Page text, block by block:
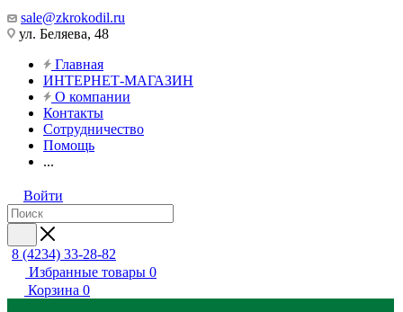
sale@zkrokodil.ru
ул. Беляева, 48
Главная
ИНТЕРНЕТ-МАГАЗИН
О компании
Контакты
Сотрудничество
Помощь
...
Войти
8 (4234) 33-28-82
Избранные товары 0
Корзина 0